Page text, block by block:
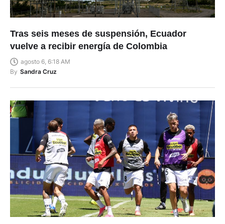
Tras seis meses de suspensión, Ecuador
vuelve a recibir energía de Colombia
agosto 6, 6:18 AM
By Sandra Cruz